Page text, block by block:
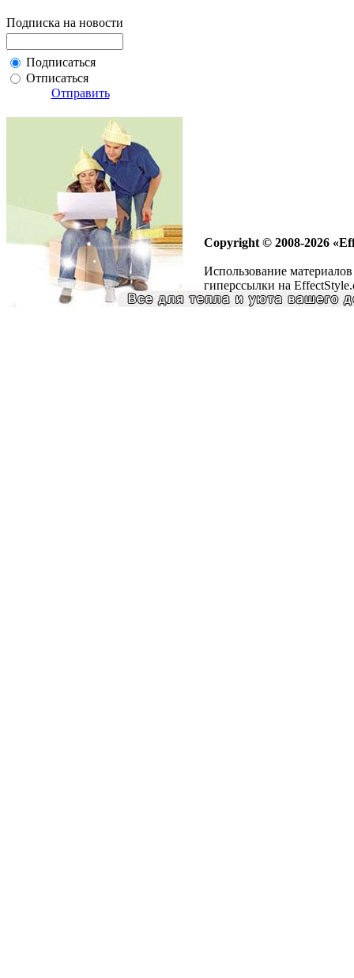
Подписка на новости
Подписаться
Отписаться
Отправить
Copyright © 2008-2026
Использование
гиперссылки на